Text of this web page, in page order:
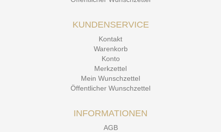
KUNDENSERVICE
Kontakt
Warenkorb
Konto
Merkzettel
Mein Wunschzettel
Öffentlicher Wunschzettel
INFORMATIONEN
AGB